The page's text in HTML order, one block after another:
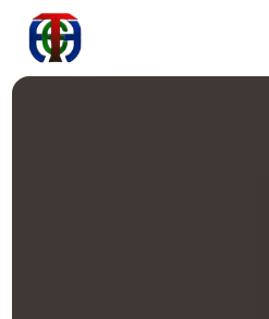
Panneau de gestion des cookies